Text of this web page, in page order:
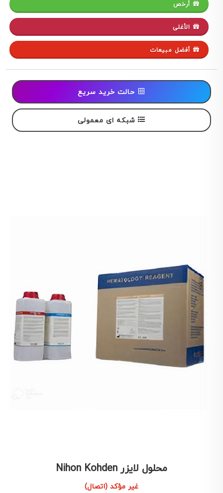
أرخص
الأغلى
أفضل مبيعات
حالت خرید سریع
شبکه ای معمولی
محلول لایزر Nihon Kohden
غير مؤكد (اتصال)